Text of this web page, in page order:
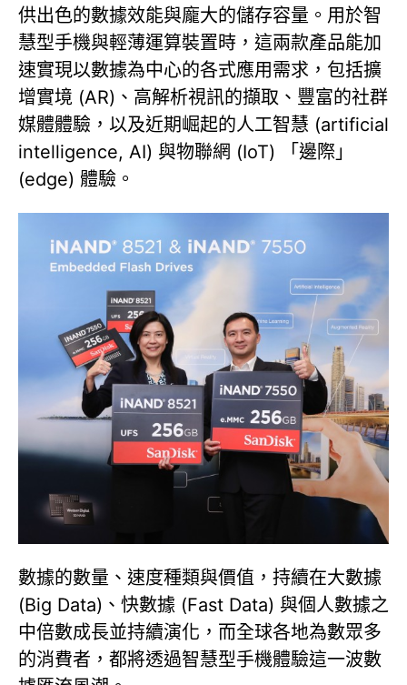
供出色的數據效能與龐大的儲存容量。用於智
慧型手機與輕薄運算裝置時，這兩款產品能加
速實現以數據為中心的各式應用需求，包括擴
增實境 (AR)、高解析視訊的擷取、豐富的社群
媒體體驗，以及近期崛起的人工智慧 (artificial
intelligence, AI) 與物聯網 (IoT) 「邊際」
(edge) 體驗。
數據的數量、速度種類與價值，持續在大數據
(Big Data)、快數據 (Fast Data) 與個人數據之
中倍數成長並持續演化，而全球各地為數眾多
的消費者，都將透過智慧型手機體驗這一波數